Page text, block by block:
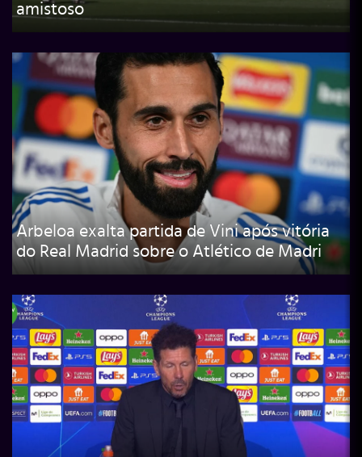
amistoso
Arbeloa exalta partida de Vini após vitória
do Real Madrid sobre o Atlético de Madri